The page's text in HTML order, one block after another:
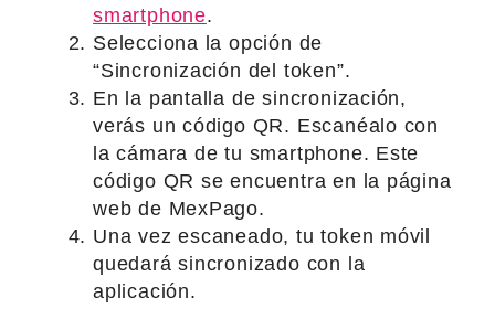
smartphone.
Selecciona la opción de
“Sincronización del token”.
En la pantalla de sincronización,
verás un código QR. Escanéalo con
la cámara de tu smartphone. Este
código QR se encuentra en la página
web de MexPago.
Una vez escaneado, tu token móvil
quedará sincronizado con la
aplicación.